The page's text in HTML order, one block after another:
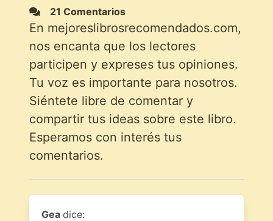
21 Comentarios
En mejoreslibrosrecomendados.com,
nos encanta que los lectores
participen y expreses tus opiniones.
Tu voz es importante para nosotros.
Siéntete libre de comentar y
compartir tus ideas sobre este libro.
Esperamos con interés tus
comentarios.
Gea dice: